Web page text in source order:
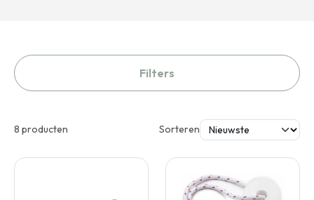
Filters
8 producten Sorteren